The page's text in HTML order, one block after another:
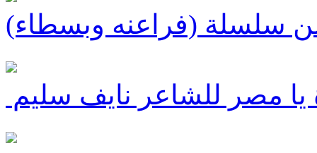
سلسلة (فراعنه وبسطاء)
مصر للشاعر نايف سليم